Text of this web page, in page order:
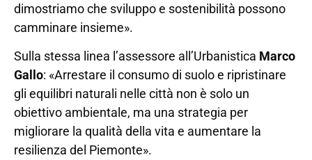
dimostriamo che sviluppo e sostenibilità possono
camminare insieme».
Sulla stessa linea l’assessore all’Urbanistica Marco
Gallo: «Arrestare il consumo di suolo e ripristinare
gli equilibri naturali nelle città non è solo un
obiettivo ambientale, ma una strategia per
migliorare la qualità della vita e aumentare la
resilienza del Piemonte».